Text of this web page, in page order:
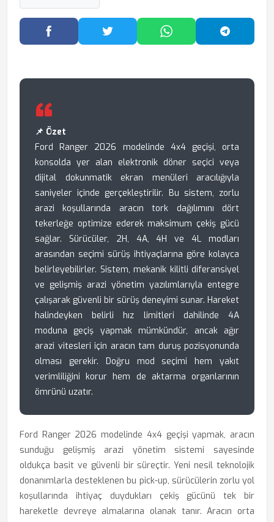
Facebook'ta PaylaşTwitter'da PaylaşWhatsApp'ta Paylaş
📌 Özet
Ford Ranger 2026 modelinde 4x4 geçişi, orta
konsolda yer alan elektronik döner seçici veya
dijital dokunmatik ekran menüleri aracılığıyla
saniyeler içinde gerçekleştirilir. Bu sistem, zorlu
arazi koşullarında aracın tork dağılımını dört
tekerleğe optimize ederek maksimum çekiş gücü
sağlar. Sürücüler, 2H, 4A, 4H ve 4L modları
arasından seçimi sürüş ihtiyaçlarına göre kolayca
belirleyebilirler. Sistem, mekanik kilitli diferansiyel
ve gelişmiş arazi yönetim yazılımlarıyla entegre
çalışarak güvenli bir sürüş deneyimi sunar. Hareket
halindeyken belirli hız limitleri dahilinde 4A
moduna geçiş yapmak mümkündür, ancak ağır
arazi vitesleri için aracın tam duruş pozisyonunda
olması gerekir. Doğru mod seçimi hem yakıt
verimliliğini korur hem de aktarma organlarının
ömrünü uzatır.
Ford Ranger 2026 modelinde 4x4 geçişi yapmak, aracın
sunduğu gelişmiş arazi yönetim sistemi sayesinde
oldukça basit ve güvenli bir süreçtir. Yeni nesil teknolojik
donanımlarla desteklenen bu pick-up, sürücülerin zorlu yol
koşullarında ihtiyaç duydukları çekiş gücünü tek bir
hareketle devreye almalarına olanak tanır. Aracın orta